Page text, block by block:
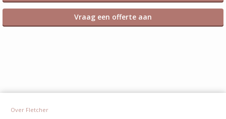
Vraag een offerte aan
Over Fletcher